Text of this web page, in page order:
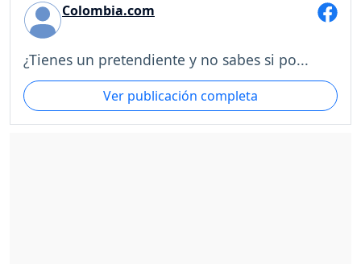
Colombia.com
¿Tienes un pretendiente y no sabes si po...
Ver publicación completa